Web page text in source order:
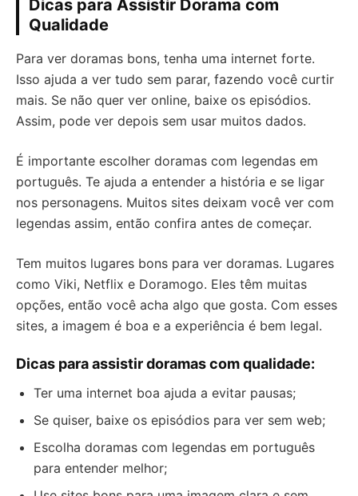
Dicas para Assistir Dorama com
Qualidade
Para ver doramas bons, tenha uma internet forte.
Isso ajuda a ver tudo sem parar, fazendo você curtir
mais. Se não quer ver online, baixe os episódios.
Assim, pode ver depois sem usar muitos dados.
É importante escolher doramas com legendas em
português. Te ajuda a entender a história e se ligar
nos personagens. Muitos sites deixam você ver com
legendas assim, então confira antes de começar.
Tem muitos lugares bons para ver doramas. Lugares
como Viki, Netflix e Doramogo. Eles têm muitas
opções, então você acha algo que gosta. Com esses
sites, a imagem é boa e a experiência é bem legal.
Dicas para assistir doramas com qualidade:
Ter uma internet boa ajuda a evitar pausas;
Se quiser, baixe os episódios para ver sem web;
Escolha doramas com legendas em português
para entender melhor;